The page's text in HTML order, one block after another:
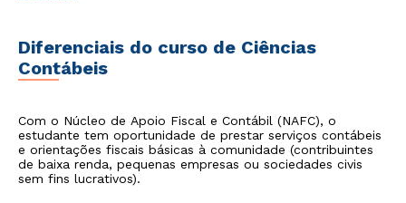
Diferenciais do curso de Ciências
Contábeis
Com o Núcleo de Apoio Fiscal e Contábil (NAFC), o
estudante tem oportunidade de prestar serviços contábeis
e orientações fiscais básicas à comunidade (contribuintes
de baixa renda, pequenas empresas ou sociedades civis
sem fins lucrativos).